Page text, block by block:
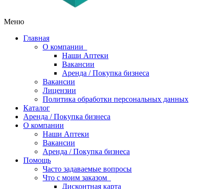
Меню
Главная
О компании
Наши Аптеки
Вакансии
Аренда / Покупка бизнеса
Вакансии
Лицензии
Политика обработки персональных данных
Каталог
Аренда / Покупка бизнеса
О компании
Наши Аптеки
Вакансии
Аренда / Покупка бизнеса
Помощь
Часто задаваемые вопросы
Что с моим заказом
Дисконтная карта